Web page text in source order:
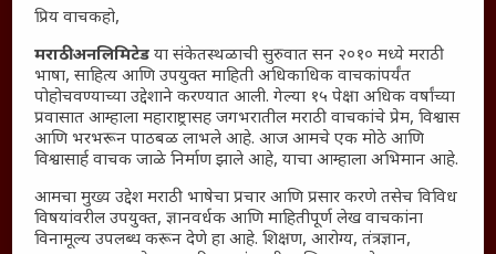
English To Hindi
Kruti Dev Unicode
Polls Archive
Shop Unlimited
Thought For The Day
सामान्य आजारांवर गावठी उपाय – घरच्या घरी मिळवा प्राथमिक
आराम
आजच्या युगातील तरुण पिढी कुठे हरवली?
प्रिय वाचकहो,
मराठी अनलिमिटेड या संकेतस्थळाची सुरुवात सन २०१० मध्ये मराठी
भाषा, साहित्य आणि उपयुक्त माहिती अधिकाधिक वाचकांपर्यंत
पोहोचवण्याच्या उद्देशाने करण्यात आली. गेल्या १५ पेक्षा अधिक वर्षांच्या
प्रवासात आम्हाला महाराष्ट्रासह जगभरातील मराठी वाचकांचे प्रेम, विश्वास
आणि भरभरून पाठबळ लाभले आहे. आज आमचे एक मोठे आणि
विश्वासार्ह वाचक जाळे निर्माण झाले आहे, याचा आम्हाला अभिमान आहे.
आमचा मुख्य उद्देश मराठी भाषेचा प्रचार आणि प्रसार करणे तसेच विविध
विषयांवरील उपयुक्त, ज्ञानवर्धक आणि माहितीपूर्ण लेख वाचकांना
विनामूल्य उपलब्ध करून देणे हा आहे. शिक्षण, आरोग्य, तंत्रज्ञान,